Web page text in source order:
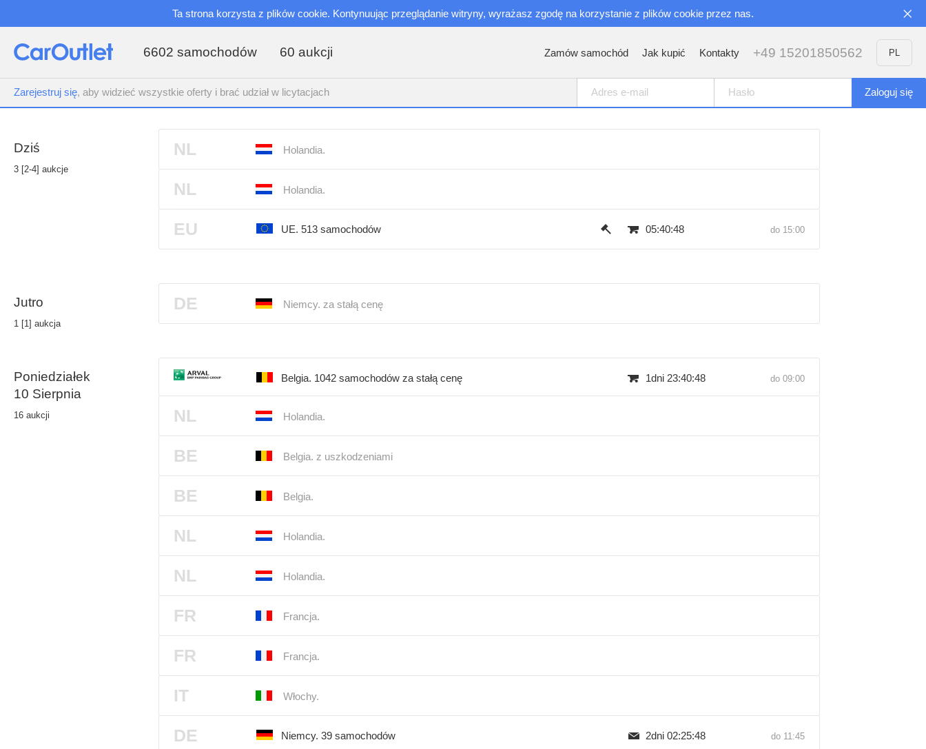
Ta strona korzysta z plików cookie. Kontynuując przeglądanie witryny, wyrażasz zgodę na korzystanie z plików cookie przez nas.
6602 samochodów 60 aukcji Zamów samochód Jak kupić Kontakty +49 15201850562 PL
Zarejestruj się, aby widzieć wszystkie oferty i brać udział w licytacjach
Dziś
3 [2-4] aukcje
NL Holandia.
NL Holandia.
EU UE. 513 samochodów 05:40:47 do 15:00
Jutro
1 [1] aukcja
DE Niemcy. za stałą cenę
Poniedziałek
10 Sierpnia
16 aukcji
Belgia. 1042 samochodów za stałą cenę 1dni 23:40:47 do 09:00
NL Holandia.
BE Belgia. z uszkodzeniami
BE Belgia.
NL Holandia.
NL Holandia.
FR Francja.
FR Francja.
IT Włochy.
DE Niemcy. 39 samochodów 2dni 02:25:47 do 11:45